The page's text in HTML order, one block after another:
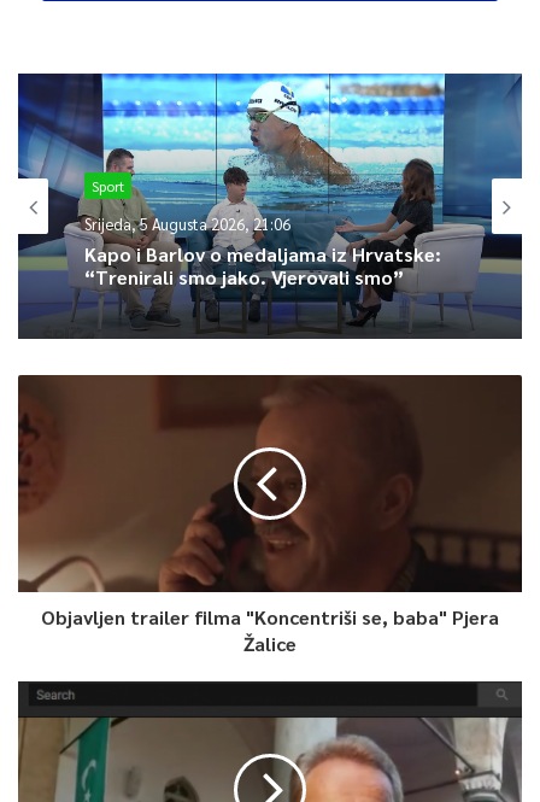
0
Article Rating
Sport
Srijeda, 5 Augusta 2026, 21:06
Kapo i Barlov o medaljama iz Hrvatske:
“Trenirali smo jako. Vjerovali smo”
Objavljen trailer filma "Koncentriši se, baba" Pjera
Žalice